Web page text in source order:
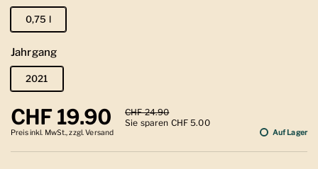
0,75 l
Jahrgang
2021
Regulärer Preis
CHF 19.90 Sale-Preis
CHF 24.90
Sie sparen CHF 5.00
Preis inkl. MwSt., zzgl. Versand Auf Lager